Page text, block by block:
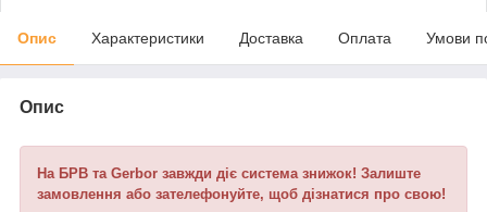
Опис Характеристики Доставка Оплата Умови
Опис
На БРВ та Gerbor завжди діє система знижок! Залиште
замовлення або зателефонуйте, щоб дізнатися про свою!